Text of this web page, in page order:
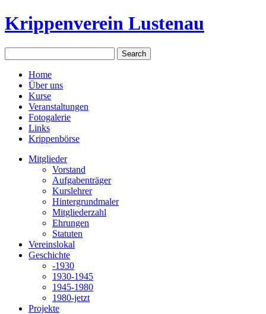
Krippenverein Lustenau
Home
Über uns
Kurse
Veranstaltungen
Fotogalerie
Links
Krippenbörse
Mitglieder
Vorstand
Aufgabenträger
Kurslehrer
Hintergrundmaler
Mitgliederzahl
Ehrungen
Statuten
Vereinslokal
Geschichte
-1930
1930-1945
1945-1980
1980-jetzt
Projekte